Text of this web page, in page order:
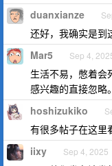
duanxianze
还好，我确实是到
Mar5 Sep 4,
生活不易，憋着会
感兴趣的直接忽略。
hoshizukiko
有很多帖子在这里
iixy Sep 4, 2025